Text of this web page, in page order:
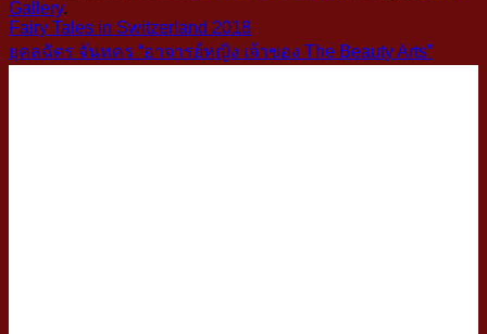
Gallery.
Fairy Tales in Switzerland 2018
ยุคลฉัตร จันทคร “อาจารย์หญิง เจ้าของ The Beauty Arts”